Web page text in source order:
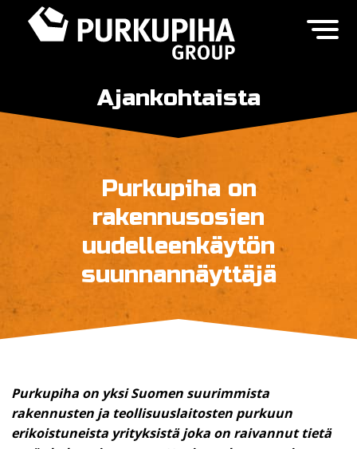
Ajankohtaista
Purkupiha on
rakennusosien
uudelleenkäytön
suunnannäyttäjä
Purkupiha on yksi Suomen suurimmista
rakennusten ja teollisuuslaitosten purkuun
erikoistuneista yrityksistä joka on raivannut tietä